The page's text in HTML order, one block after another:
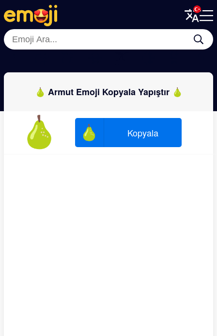
Menu
Close
Menu
Close
🍐 Armut Emoji Kopyala Yapıştır 🍐
🍐 🍐 Kopyala